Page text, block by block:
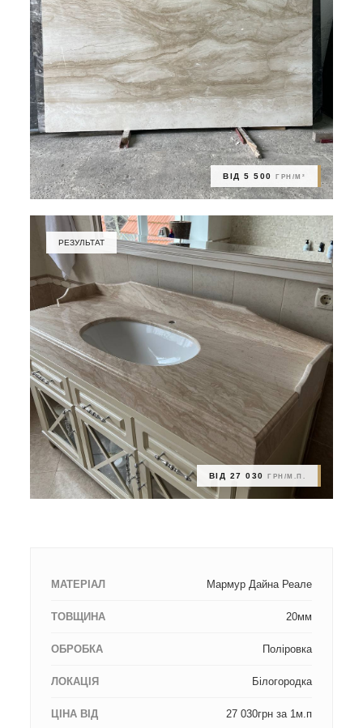
ВІД 5 500ГРН/М²
РЕЗУЛЬТАТ
ВІД 27 030ГРН/М.П.
МАТЕРІАЛ Мармур Дайна Реале
ТОВЩИНА 20мм
ОБРОБКА Поліровка
ЛОКАЦІЯ Білогородка
ЦІНА ВІД 27 030грн за 1м.п